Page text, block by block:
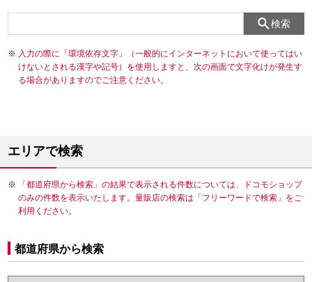
検索
入力の際に「環境依存文字」（一般的にインターネットにおいて使ってはい
けないとされる漢字や記号）を使用しますと、次の画面で文字化けが発生す
る場合がありますのでご注意ください。
エリアで検索
「都道府県から検索」の結果で表示される件数については、ドコモショップ
のみの件数を表示いたします。量販店の検索は「フリーワードで検索」をご
利用ください。
都道府県から検索